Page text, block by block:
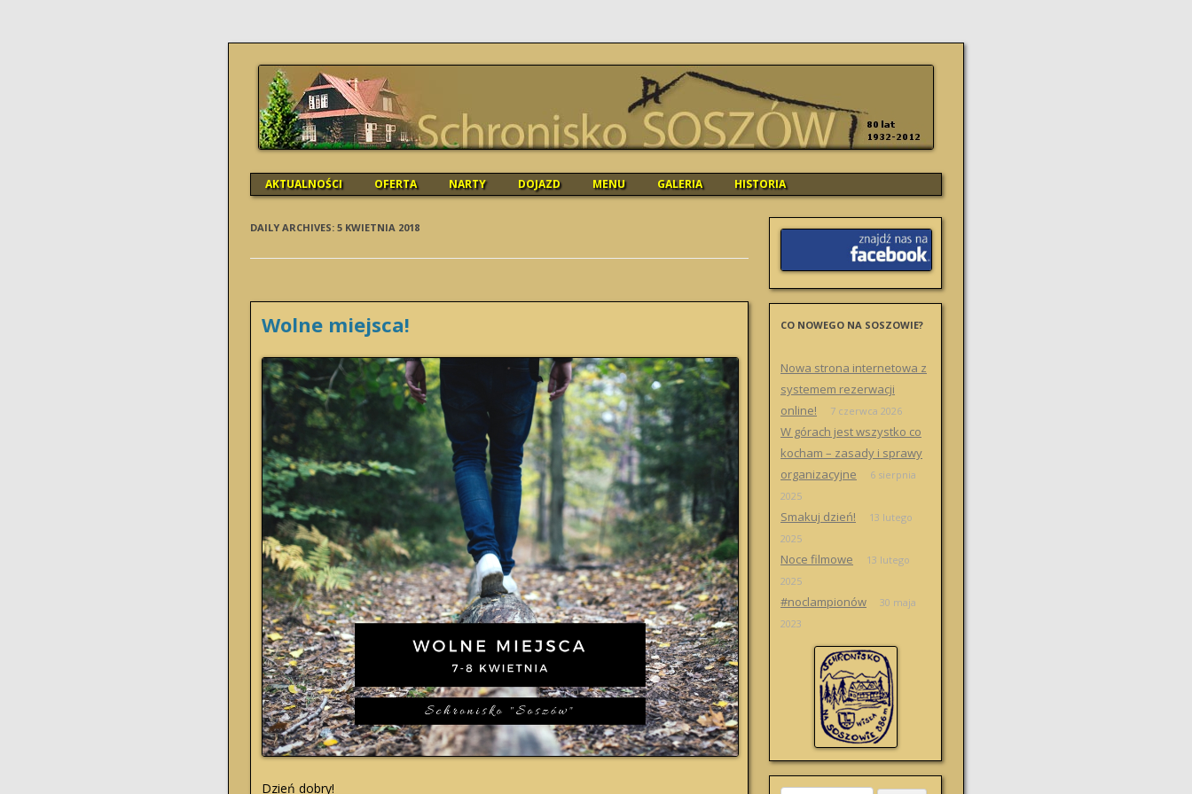
SCHRONISKO SOSZÓW
Skip
to
content
AKTUALNOŚCI OFERTA NARTY DOJAZD MENU GALERIA HISTORIA
DAILY ARCHIVES: 5 KWIETNIA 2018
Wolne miejsca!
Dzień dobry!
CO NOWEGO NA SOSZOWIE?
Nowa strona internetowa z
systemem rezerwacji
online!
7 czerwca 2026
W górach jest wszystko co
kocham – zasady i sprawy
organizacyjne
6 sierpnia
2025
Smakuj dzień!
13 lutego
2025
Noce filmowe
13 lutego
2025
#noclampionów
30 maja
2023